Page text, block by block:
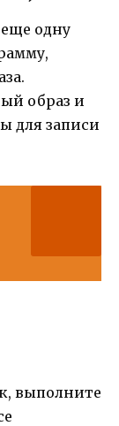
одну
образ и
для записи
выполните